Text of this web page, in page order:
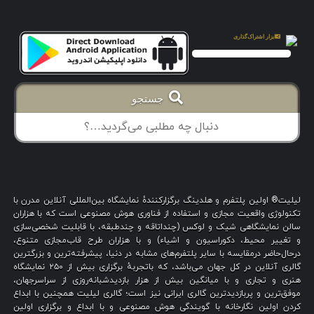
جستجو
لیلیت® اولین پلتفرم و هلدینگ برگزارکنندهٔ نمایشگاه بین‌المللی آنلاین مدرن با
تکنولوژی واقعیت مجازی و استفاده از فناوری هوش مصنوعی است که با هزاران
سالن نمایشگاهی شیک و لوکس (چنداتاقه و چندطبقه، با قابلیت شخصی‌سازی
و تغییر محیط، دکوراسیون و اشیاء) و با هزاران طرح قاب‌مجازی متنوع،
درحال‌حاضر درمقایسه با سایر پلتفرم‌های مشابه در دنیا، پیشرفته‌ترین و بزرگترین
گالری آنلاین در کل جهان می‌باشد، که باتجربهٔ برگزاری بیش از ۲۵۰ نمایشگاه
هنری و تجاری و با میانگین بیش از هزار بازدیدشبانه‌روزی از سراسرجهان،
موفق‌ترین و پربازدیدترین گالری ایرانی نیز است؛ گالری لیلیت همچنین با ابداع
کردن اولین نگارخانه با گویندگی هوش مصنوعی و با ابداع و برگزاری اولین